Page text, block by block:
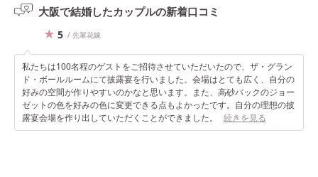
大阪で結婚したカップルの新着口コミ
5 / 先輩花嫁
私たちは100名程のゲストをご招待させていただいたので、ザ・グラン
ド・ボールルームにて披露宴を行いました。会場はとても広く、自分の
好みの空間が作りやすいのかなと思います。また、高砂バックのジョー
ゼットの色を好みの色に変更できる点もよかったです。自分の理想の披
露宴会場を作り出していただくことができました。
続きを見る